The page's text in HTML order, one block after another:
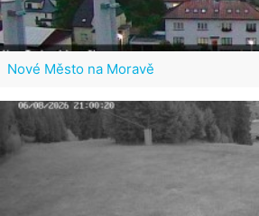
Nové Město na Moravě